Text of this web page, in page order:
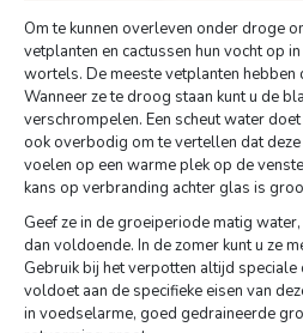
Om te kunnen overleven onder droge
vetplanten en cactussen hun vocht op
wortels. De meeste vetplanten hebben
Wanneer ze te droog staan kunt u de
verschrompelen. Een scheut water
ook overbodig om te vertellen dat
voelen op een warme plek op de
kans op verbranding achter glas is
Geef ze in de groeiperiode matig
dan voldoende. In de zomer kunt u ze
Gebruik bij het verpotten altijd
voldoet aan de specifieke eisen van
in voedselarme, goed gedraineerde